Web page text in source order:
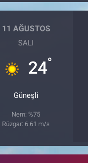
11 AĞUSTOS
SALI
24°
Güneşli
Nem: %75
Rüzgar: 6.61 m/s